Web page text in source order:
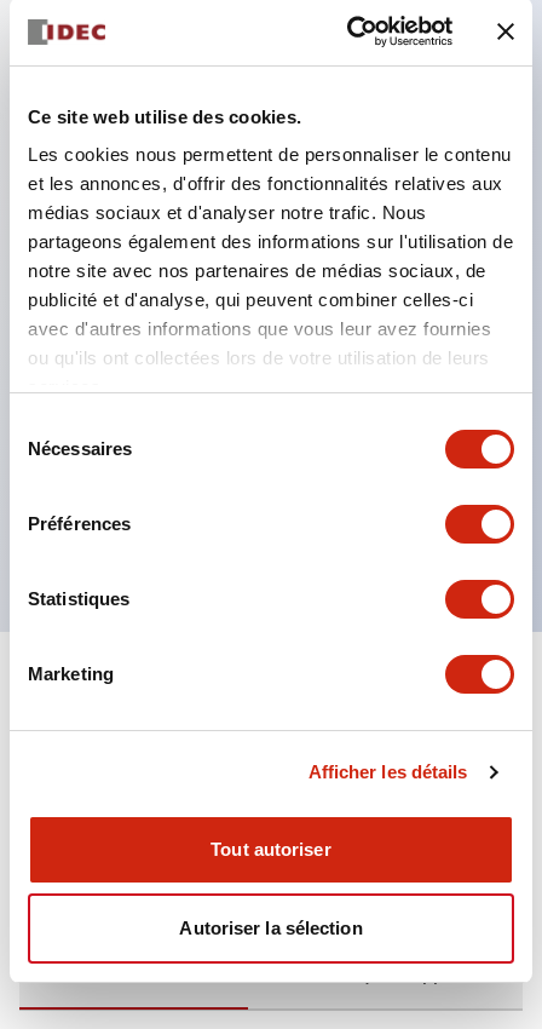
Ce site web utilise des cookies.
Les cookies nous permettent de personnaliser le contenu
et les annonces, d'offrir des fonctionnalités relatives aux
médias sociaux et d'analyser notre trafic. Nous
partageons également des informations sur l'utilisation de
notre site avec nos partenaires de médias sociaux, de
publicité et d'analyse, qui peuvent combiner celles-ci
avec d'autres informations que vous leur avez fournies
ou qu'ils ont collectées lors de votre utilisation de leurs
Nécessaires
Préférences
Statistiques
Marketing
Afficher les détails
Tout autoriser
Autoriser la sélection
Assurez-vous de verrouiller la porte/la clé pendant
le fonctionnement de la machine.
Le retrait de la clé déverrouille la porte tout en
maintenant l'état de coupure des circuits de
charge et de commande.
Idéal comme clé portable pour les zones
dangereuses.
Sélection possible du numéro de clé (10 types),
permettant d'éviter la compatibilité entre
équipements proches.
L'insertion de l'actionneur est possible dans deux
Le corps est en aluminium moulé sous pression
Spécifications Tout développer+
Documents et fichiers
Approbations